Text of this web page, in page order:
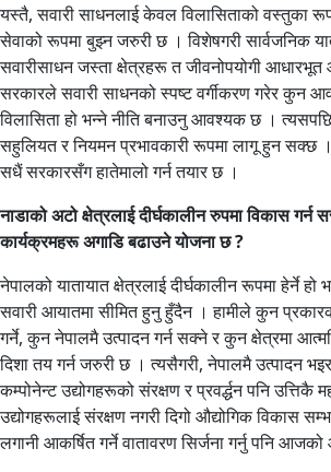
यस्तै, सवारी साधनलाई केवल विलासिताको वस्तुका
सेवाको रूपमा बुझ्न जरुरी छ । विशेषगरी सार्वजनिक
सवारीसाधन जस्ता क्षेत्रहरू त जीवनोपयोगी
सरकारले सवारी साधनको स्पष्ट वर्गीकरण गरेर कुन
विलासिता हो भन्ने नीति बनाउनु आवश्यक छ ।
सहुलियत र नियमन प्रभावकारी रूपमा लागू हुन सक्छ
सधैं सरकारसँग हातेमालो गर्न तयार छ ।
नाडाको अटो क्षेत्रलाई दीर्घकालीन रुपमा विकास
कार्यक्रमहरू अगाडि बढाउने योजना छ ?
नेपालको यातायात क्षेत्रलाई दीर्घकालीन रूपमा हेर्ने
सवारी आयातमा सीमित हुनु हुँदैन । हामीले कुन
गर्ने, कुन नेपालमै उत्पादन गर्न सक्ने र कुन क्षेत्रमा
दिशा तय गर्न जरुरी छ । त्यसैगरी, नेपालमै उत्पादन
कम्पोनेन्ट उद्योगहरूको संरक्षण र प्रवर्द्धन पनि उत्तिकै
उद्योगहरूलाई संरक्षण नगरी दिगो औद्योगिक विकास
लगानी आकर्षित गर्ने वातावरण सिर्जना गर्नु पनि